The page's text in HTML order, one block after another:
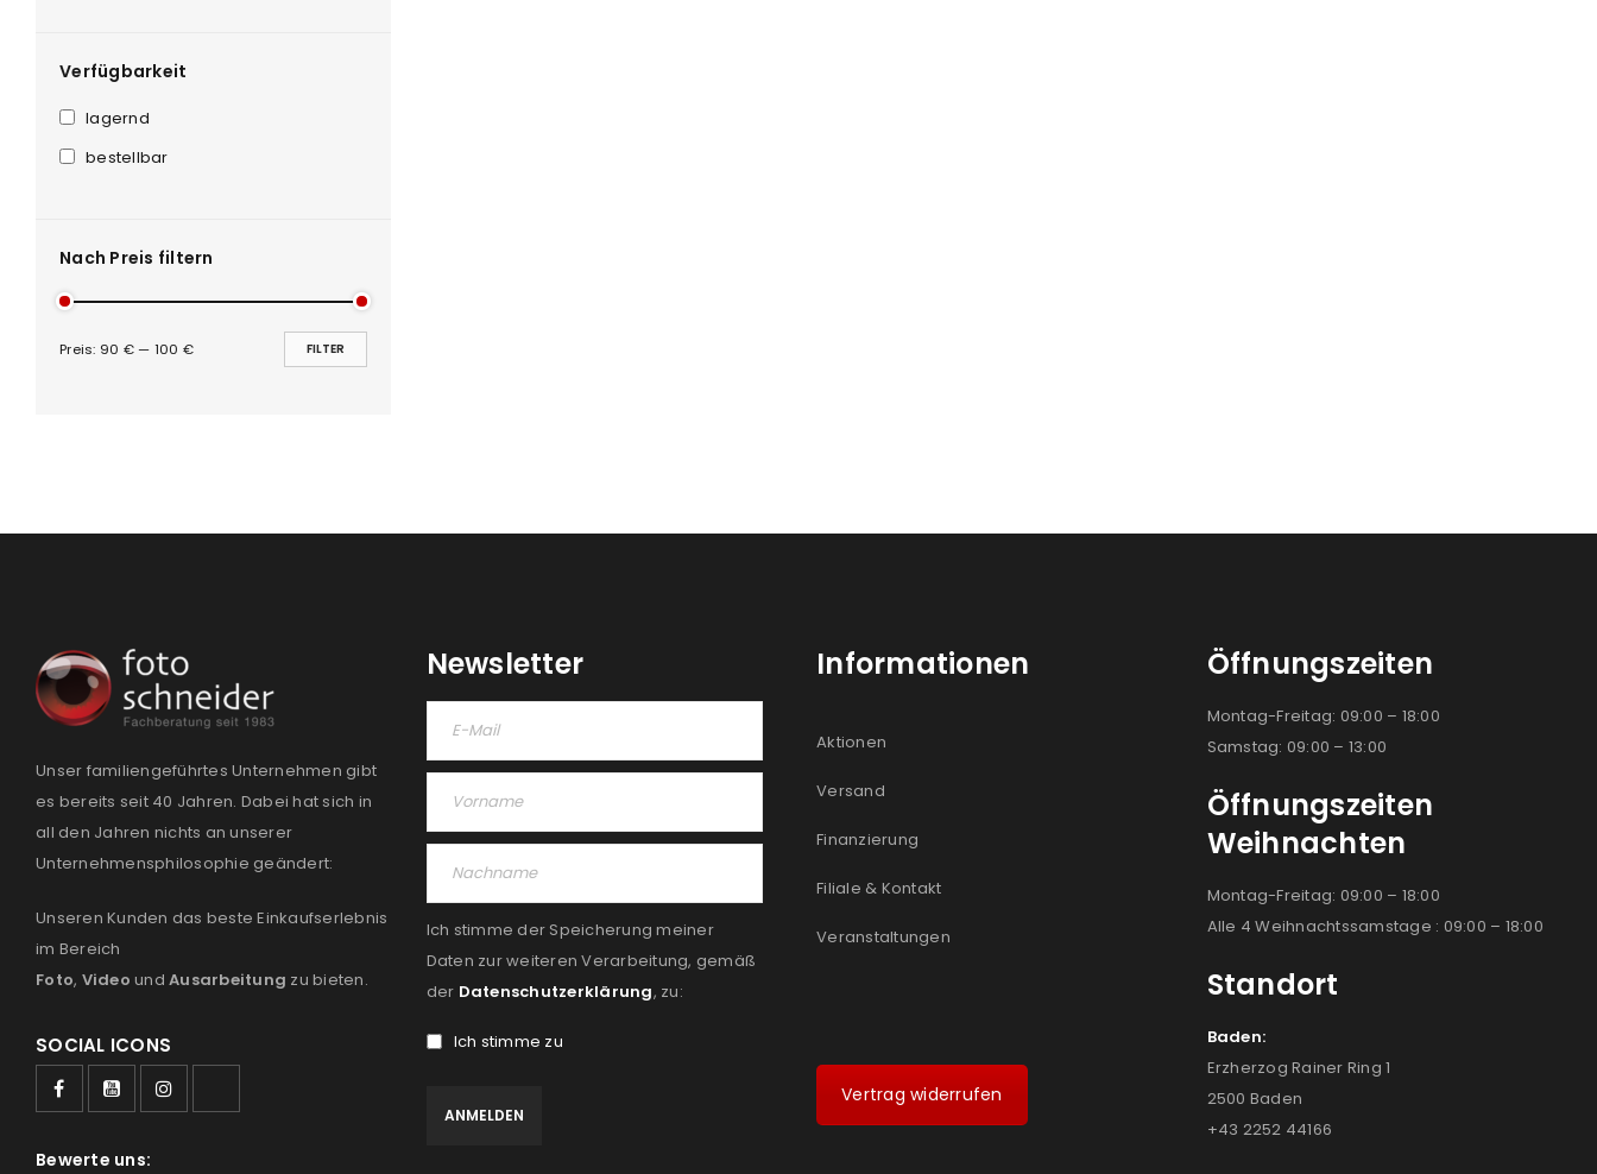
Verfügbarkeit
lagernd
bestellbar
Nach Preis filtern
FILTER
Preis: 90 €— 100 €
Unser familiengeführtes Unternehmen gibt
es bereits seit 40 Jahren. Dabei hat sich in
all den Jahren nichts an unserer
Unternehmensphilosophie geändert:
Unseren Kunden das beste Einkaufserlebnis
im Bereich
Foto, Video und Ausarbeitung zu bieten.
SOCIAL ICONS
Bewerte uns:
Newsletter
Ich stimme der Speicherung meiner
Daten zur weiteren Verarbeitung, gemäß
der Datenschutzerklärung, zu:
Ich stimme zu
Informationen
Aktionen
Versand
Finanzierung
Filiale & Kontakt
Veranstaltungen
Vertrag widerrufen
Öffnungszeiten
Montag-Freitag: 09:00 – 18:00
Samstag: 09:00 – 13:00
Öffnungszeiten
Weihnachten
Montag-Freitag: 09:00 – 18:00
Alle 4 Weihnachtssamstage : 09:00 – 18:00
Standort
Baden:
Erzherzog Rainer Ring 1
2500 Baden
+43 2252 44166